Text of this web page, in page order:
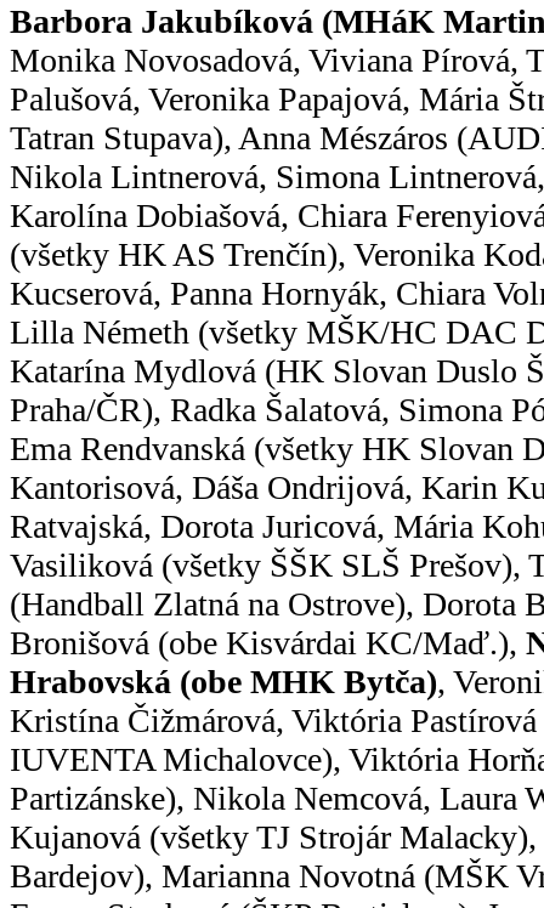
Barbora Jakubíková (MHáK
Monika Novosadová, Viviana Pírová,
Palušová, Veronika Papajová, Mária
Tatran Stupava), Anna Mészáros
Nikola Lintnerová, Simona
Karolína Dobiašová, Chiara
(všetky HK AS Trenčín), Veronika
Kucserová, Panna Hornyák, Chiara
Lilla Németh (všetky MŠK/HC DAC
Katarína Mydlová (HK Slovan Duslo
Praha/ČR), Radka Šalatová, Simona
Ema Rendvanská (všetky HK Slovan
Kantorisová, Dáša Ondrijová, Karin
Ratvajská, Dorota Juricová, Mária
Vasiliková (všetky ŠŠK SLŠ Prešov),
(Handball Zlatná na Ostrove), Dorota
Bronišová (obe Kisvárdai KC/Maď.),
Hrabovská (obe MHK Bytča),
Kristína Čižmárová, Viktória
IUVENTA Michalovce), Viktória
Partizánske), Nikola Nemcová, Laura
Kujanová (všetky TJ Strojár
Bardejov), Marianna Novotná (MŠK